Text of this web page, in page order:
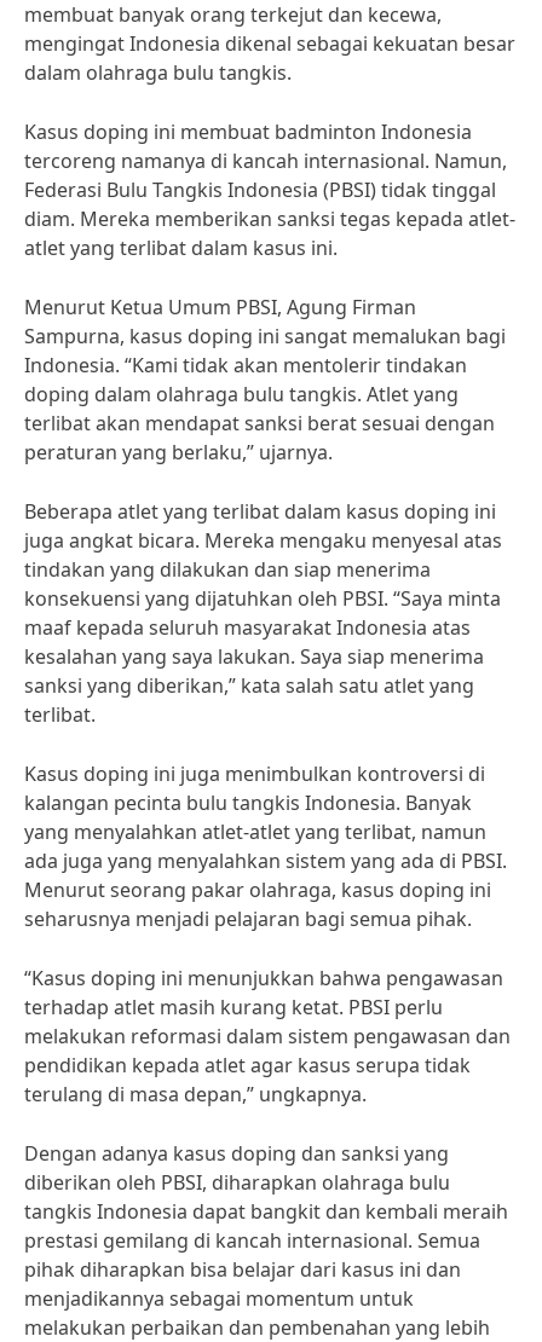
membuat banyak orang terkejut dan kecewa,
mengingat Indonesia dikenal sebagai kekuatan besar
dalam olahraga bulu tangkis.
Kasus doping ini membuat badminton Indonesia
tercoreng namanya di kancah internasional. Namun,
Federasi Bulu Tangkis Indonesia (PBSI) tidak tinggal
diam. Mereka memberikan sanksi tegas kepada atlet-
atlet yang terlibat dalam kasus ini.
Menurut Ketua Umum PBSI, Agung Firman
Sampurna, kasus doping ini sangat memalukan bagi
Indonesia. “Kami tidak akan mentolerir tindakan
doping dalam olahraga bulu tangkis. Atlet yang
terlibat akan mendapat sanksi berat sesuai dengan
peraturan yang berlaku,” ujarnya.
Beberapa atlet yang terlibat dalam kasus doping ini
juga angkat bicara. Mereka mengaku menyesal atas
tindakan yang dilakukan dan siap menerima
konsekuensi yang dijatuhkan oleh PBSI. “Saya minta
maaf kepada seluruh masyarakat Indonesia atas
kesalahan yang saya lakukan. Saya siap menerima
sanksi yang diberikan,” kata salah satu atlet yang
terlibat.
Kasus doping ini juga menimbulkan kontroversi di
kalangan pecinta bulu tangkis Indonesia. Banyak
yang menyalahkan atlet-atlet yang terlibat, namun
ada juga yang menyalahkan sistem yang ada di PBSI.
Menurut seorang pakar olahraga, kasus doping ini
seharusnya menjadi pelajaran bagi semua pihak.
“Kasus doping ini menunjukkan bahwa pengawasan
terhadap atlet masih kurang ketat. PBSI perlu
melakukan reformasi dalam sistem pengawasan dan
pendidikan kepada atlet agar kasus serupa tidak
terulang di masa depan,” ungkapnya.
Dengan adanya kasus doping dan sanksi yang
diberikan oleh PBSI, diharapkan olahraga bulu
tangkis Indonesia dapat bangkit dan kembali meraih
prestasi gemilang di kancah internasional. Semua
pihak diharapkan bisa belajar dari kasus ini dan
menjadikannya sebagai momentum untuk
melakukan perbaikan dan pembenahan yang lebih